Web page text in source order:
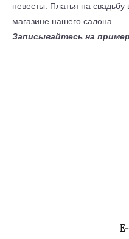
невесты. Платья на свадьбу
магазине нашего салона.
Записывайтесь на